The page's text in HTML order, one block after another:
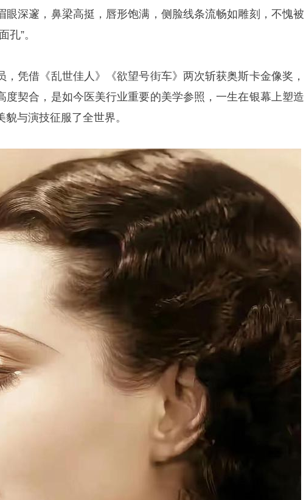
眼深邃，鼻梁高挺，唇形饱满，侧脸线条流畅如雕刻，不愧被
孔”。
，凭借《乱世佳人》《欲望号街车》两次斩获奥斯卡金像奖，
度契合，是如今医美行业重要的美学参照，一生在银幕上塑造
与演技征服了全世界。